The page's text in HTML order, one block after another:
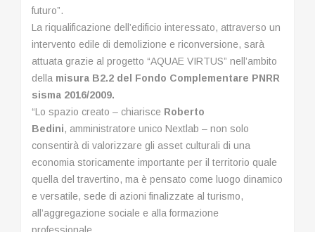
futuro”.
La riqualificazione dell’edificio interessato, attraverso un
intervento edile di demolizione e riconversione, sarà
attuata grazie al progetto “AQUAE VIRTUS” nell’ambito
della misura B2.2 del Fondo Complementare PNRR
sisma 2016/2009.
“Lo spazio creato – chiarisce Roberto
Bedini, amministratore unico Nextlab – non solo
consentirà di valorizzare gli asset culturali di una
economia storicamente importante per il territorio quale
quella del travertino, ma è pensato come luogo dinamico
e versatile, sede di azioni finalizzate al turismo,
all’aggregazione sociale e alla formazione